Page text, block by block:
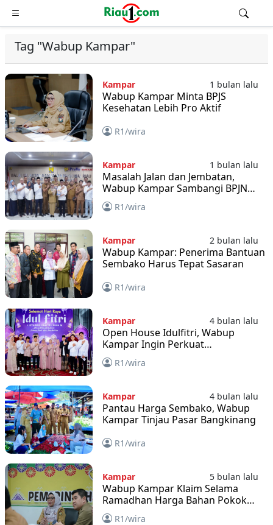
Tag "Wabup Kampar"
Kampar 1 bulan lalu
Wabup Kampar Minta BPJS
Kesehatan Lebih Pro Aktif
R1/wira
Kampar 1 bulan lalu
Masalah Jalan dan Jembatan,
Wabup Kampar Sambangi BPJN
Riau
R1/wira
Kampar 2 bulan lalu
Wabup Kampar: Penerima Bantuan
Sembako Harus Tepat Sasaran
R1/wira
Kampar 4 bulan lalu
Open House Idulfitri, Wabup
Kampar Ingin Perkuat
Persaudaraan
R1/wira
Kampar 4 bulan lalu
Pantau Harga Sembako, Wabup
Kampar Tinjau Pasar Bangkinang
R1/wira
Kampar 5 bulan lalu
Wabup Kampar Klaim Selama
Ramadhan Harga Bahan Pokok
Stabil
R1/wira